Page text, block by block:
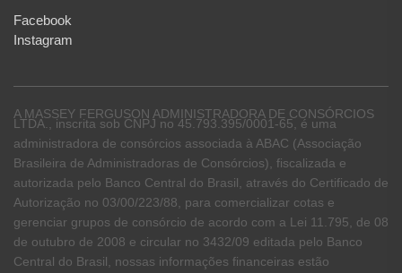
Facebook
Instagram
A MASSEY FERGUSON ADMINISTRADORA DE CONSÓRCIOS
LTDA., inscrita sob CNPJ no 45.793.395/0001-65, é uma
administradora de consórcios associada à ABAC (Associação
Brasileira de Administradoras de Consórcios), fiscalizada e
autorizada pelo Banco Central do Brasil, através do Certificado de
Autorização no 03/00/223/88, para comercializar cotas e
gerenciar grupos de consórcio de acordo com a Lei 11.795, de 08
de outubro de 2008 e circular no 3432/09 editada pelo Banco
Central do Brasil, nossas informações financeiras estão